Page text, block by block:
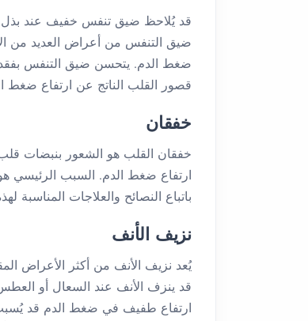
قد يُلاحظ ضيق تنفس خفيف عند
ضيق التنفس من أعراض العديد من
ضغط الدم. يتحسن ضيق التنفس
قصور القلب الناتج عن ارتفاع ضغط
خفقان
خفقان القلب هو الشعور بنبضات
ارتفاع ضغط الدم. السبب الرئيسي
باتباع النصائح والعلاجات المناسبة
نزيف الأنف
يُعد نزيف الأنف من أكثر الأعراض
قد ينزف الأنف عند السعال أو
ارتفاع طفيف في ضغط الدم قد